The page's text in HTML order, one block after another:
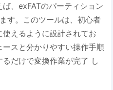
、exFATのパーティション
す。このツールは、初心者
えるように設計されてお
スと分かりやすい操作手順
だけで変換作業が完了 し